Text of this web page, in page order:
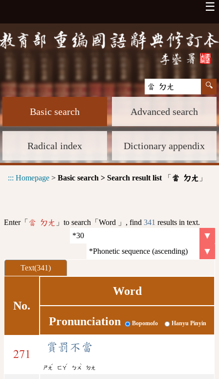
☰
Basic search Advanced search
Radical index Dictionary appendix
::: Homepage > Basic search > Search result list 「 當 ㄉㄤ 」
Enter「 當 ㄉㄤ 」to search「Word 」, find 341 results in text.
Text(341)
No.
Word
Pronunciation Bopomofo Hanyu Pinyin
271
賞罰不當
ㄕㄤ
ˇ
ㄈㄚ
ˊ
ㄅㄨ
ˋ
ㄉㄤ